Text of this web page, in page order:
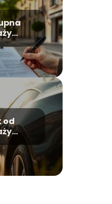
musisz
od
co